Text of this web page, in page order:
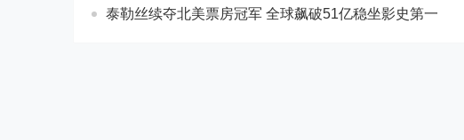
泰勒丝续夺北美票房冠军 全球飙破51亿稳坐影史第一